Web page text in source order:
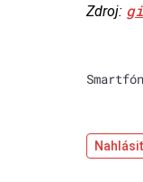
Zdroj: